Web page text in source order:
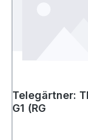
Telegärtner:
G1 (RG